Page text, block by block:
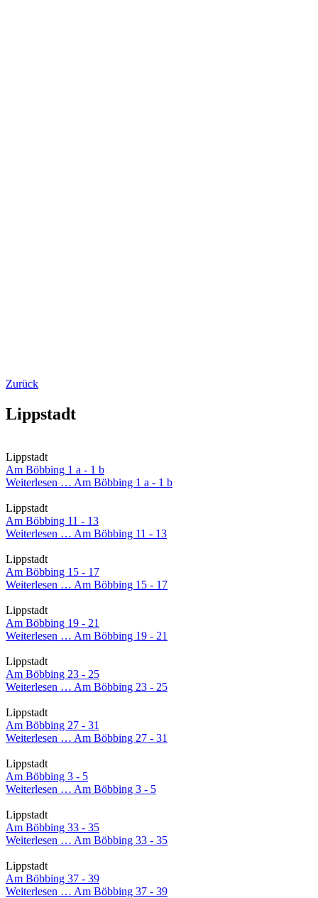
Zurück
Lippstadt
Lippstadt
Am Böbbing 1 a - 1 b
Weiterlesen … Am Böbbing 1 a - 1 b
Lippstadt
Am Böbbing 11 - 13
Weiterlesen … Am Böbbing 11 - 13
Lippstadt
Am Böbbing 15 - 17
Weiterlesen … Am Böbbing 15 - 17
Lippstadt
Am Böbbing 19 - 21
Weiterlesen … Am Böbbing 19 - 21
Lippstadt
Am Böbbing 23 - 25
Weiterlesen … Am Böbbing 23 - 25
Lippstadt
Am Böbbing 27 - 31
Weiterlesen … Am Böbbing 27 - 31
Lippstadt
Am Böbbing 3 - 5
Weiterlesen … Am Böbbing 3 - 5
Lippstadt
Am Böbbing 33 - 35
Weiterlesen … Am Böbbing 33 - 35
Lippstadt
Am Böbbing 37 - 39
Weiterlesen … Am Böbbing 37 - 39